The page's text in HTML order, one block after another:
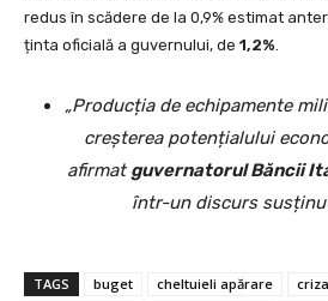
redus în scădere de la 0,9% estimat
ținta oficială a guvernului, de 1,2%.
„Producția de echipamente
creșterea potențialului
afirmatguvernatorul Băncii
într-un discurs
TAGS buget cheltuieli apărare